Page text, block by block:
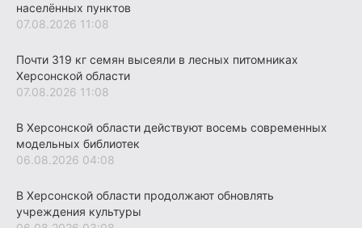
населённых пунктов
07.08.2026 11:08
Почти 319 кг семян высеяли в лесных питомниках
Херсонской области
07.08.2026 11:08
В Херсонской области действуют восемь современных
модельных библиотек
06.08.2026 04:08
В Херсонской области продолжают обновлять
учреждения культуры